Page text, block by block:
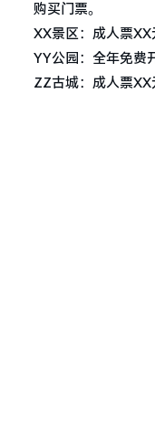
购买门票。
XX景区：成人票
YY公园：全年免费
ZZ古城：成人票XX